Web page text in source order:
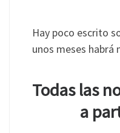
Hay poco escrito
unos meses habrá
Todas las
a